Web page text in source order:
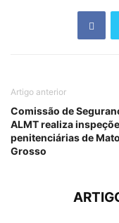
Artigo anterior
Comissão de
ALMT realiza
penitenciárias de Mato
Grosso